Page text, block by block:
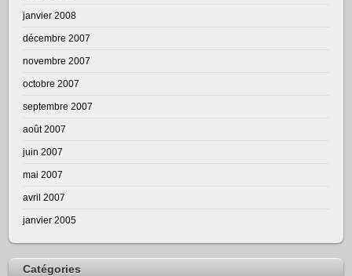
janvier 2008
décembre 2007
novembre 2007
octobre 2007
septembre 2007
août 2007
juin 2007
mai 2007
avril 2007
janvier 2005
Catégories